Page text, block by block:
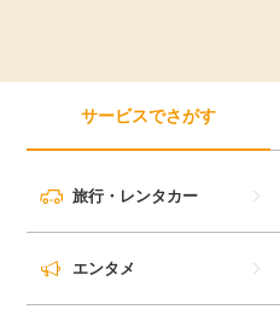
サービスでさがす
旅行・レンタカー
エンタメ